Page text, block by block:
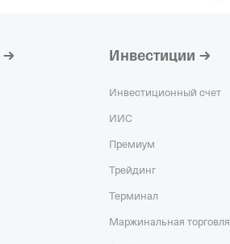
Инвестиции
Инвестиционный счет
ИИС
Премиум
Трейдинг
Терминал
Маржинальная торговля